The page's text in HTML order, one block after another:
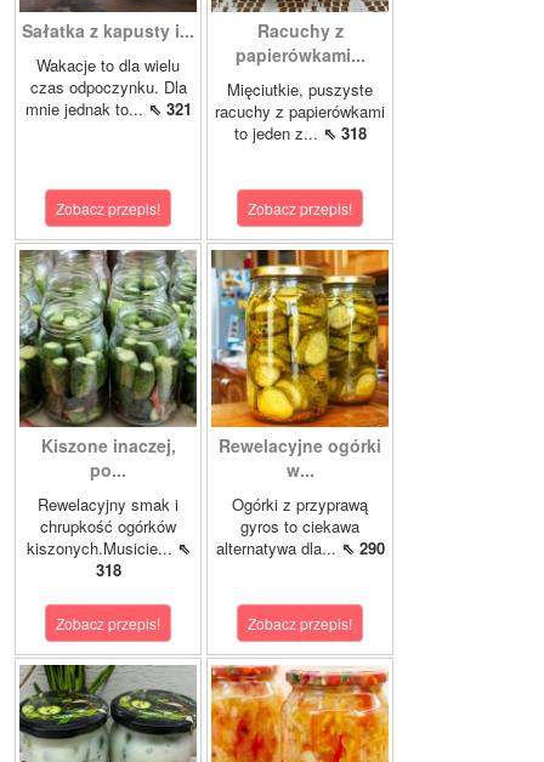
Sałatka z kapusty i...
Wakacje to dla wielu
czas odpoczynku. Dla
mnie jednak to... ⇖ 321
Zobacz przepis!
Racuchy z
papierówkami...
Mięciutkie, puszyste
racuchy z papierówkami
to jeden z... ⇖ 318
Zobacz przepis!
Kiszone inaczej,
po...
Rewelacyjny smak i
chrupkość ogórków
kiszonych.Musicie... ⇖
318
Zobacz przepis!
Rewelacyjne ogórki
w...
Ogórki z przyprawą
gyros to ciekawa
alternatywa dla... ⇖ 290
Zobacz przepis!